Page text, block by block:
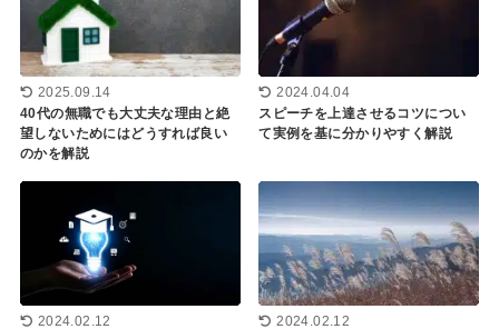
2025.09.14
40代の無職でも大丈夫な理由と絶
望しないためにはどうすれば良い
のかを解説
2024.04.04
スピーチを上達させるコツについ
て実例を基に分かりやすく解説
2024.02.12 2024.02.12